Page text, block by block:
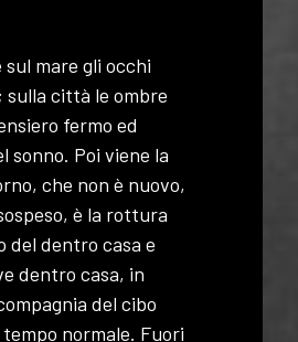
mare gli occhi
sulla città le ombre
fermo ed
sonno. Poi viene la
che non è nuovo,
è la rottura
del dentro casa e
dentro casa, in
del cibo
normale. Fuori